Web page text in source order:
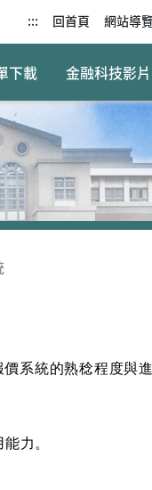
::: 回首頁 網站導
下載 金融科技影片
系統的熟稔程度與
力。